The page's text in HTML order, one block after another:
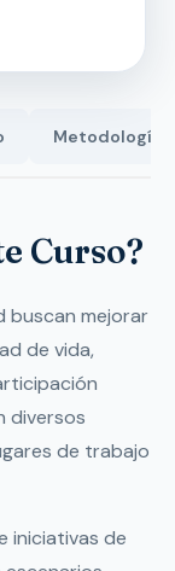
Metodología
Curso?
buscan mejorar
de vida,
diversos
de trabajo
iniciativas de